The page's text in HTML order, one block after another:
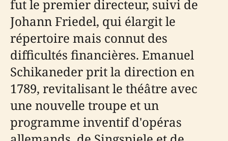
fut le premier directeur, suivi de
Johann Friedel, qui élargit le
répertoire mais connut des
difficultés financières. Emanuel
Schikaneder prit la direction en
1789, revitalisant le théâtre avec
une nouvelle troupe et un
programme inventif d'opéras